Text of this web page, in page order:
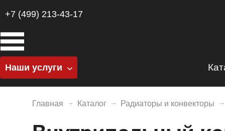
+7 (499) 213-43-17
Наши услуги
Котельные
Отопление
Водоснабжение
Главная Каталог Радиаторы и конвекторы